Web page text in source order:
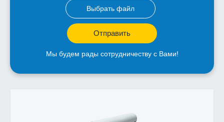
Выбрать файл
Отправить
Мы будем рады сотрудничеству с Вами!